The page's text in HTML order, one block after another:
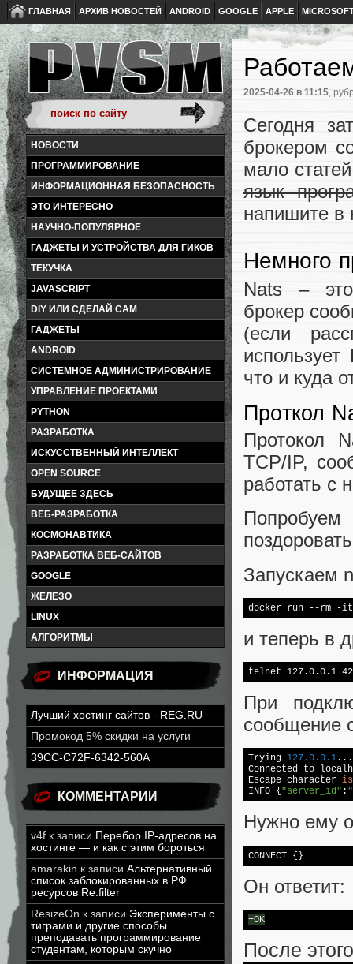
ГЛАВНАЯ АРХИВ НОВОСТЕЙ ANDROID GOOGLE APPLE
НОВОСТИ
ПРОГРАММИРОВАНИЕ
ИНФОРМАЦИОННАЯ БЕЗОПАСНОСТЬ
ЭТО ИНТЕРЕСНО
НАУЧНО-ПОПУЛЯРНОЕ
ГАДЖЕТЫ И УСТРОЙСТВА ДЛЯ ГИКОВ
ТЕКУЧКА
JAVASCRIPT
DIY ИЛИ СДЕЛАЙ САМ
ГАДЖЕТЫ
ANDROID
СИСТЕМНОЕ АДМИНИСТРИРОВАНИЕ
УПРАВЛЕНИЕ ПРОЕКТАМИ
PYTHON
РАЗРАБОТКА
ИСКУССТВЕННЫЙ ИНТЕЛЛЕКТ
OPEN SOURCE
БУДУЩЕЕ ЗДЕСЬ
ВЕБ-РАЗРАБОТКА
КОСМОНАВТИКА
РАЗРАБОТКА ВЕБ-САЙТОВ
GOOGLE
ЖЕЛЕЗО
LINUX
АЛГОРИТМЫ
ИНФОРМАЦИЯ
Лучший хостинг сайтов - REG.RU
Промокод 5% скидки на услуги
39CC-C72F-6342-560A
КОММЕНТАРИИ
v4f к записи Перебор IP-адресов на
хостинге — и как с этим бороться
amarakin к записи Альтернативный
список заблокированных в РФ
ресурсов Re:filter
ResizeOn к записи Эксперименты с
тиграми и другие способы
преподавать программирование
студентам, которым скучно
2025-04-26 в 11:15,
Сегодня
брокером
мало
язык
напишите в
Немного
Nats – это
брокер
(если
что и куда
Проткол
Протокол
TCP/IP,
работать с
Запускаем
docker run --rm -it
и теперь в
telnet 127.0.0.1
При
сообщение
Trying 127.0 .0 .1...
Connected to
Escape character is
INFO { "server_id" :
Нужно ему
CONNECT {}
Он ответит:
+OK
После